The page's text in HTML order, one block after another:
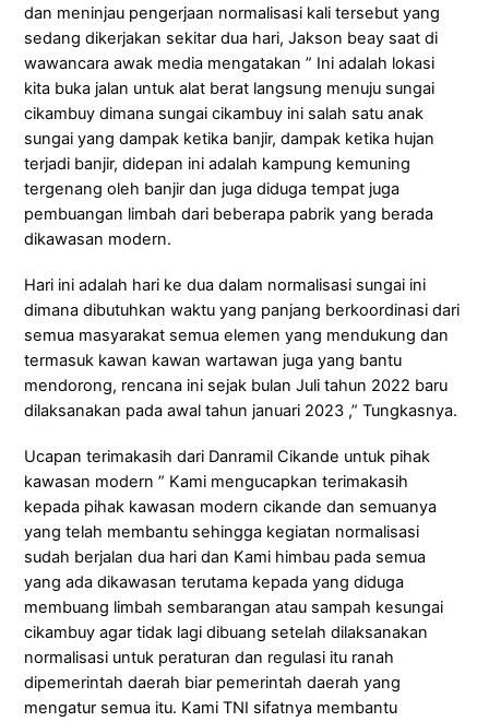
dan meninjau pengerjaan normalisasi kali tersebut yang
sedang dikerjakan sekitar dua hari, Jakson beay saat di
wawancara awak media mengatakan ” Ini adalah lokasi
kita buka jalan untuk alat berat langsung menuju sungai
cikambuy dimana sungai cikambuy ini salah satu anak
sungai yang dampak ketika banjir, dampak ketika hujan
terjadi banjir, didepan ini adalah kampung kemuning
tergenang oleh banjir dan juga diduga tempat juga
pembuangan limbah dari beberapa pabrik yang berada
dikawasan modern.
Hari ini adalah hari ke dua dalam normalisasi sungai ini
dimana dibutuhkan waktu yang panjang berkoordinasi dari
semua masyarakat semua elemen yang mendukung dan
termasuk kawan kawan wartawan juga yang bantu
mendorong, rencana ini sejak bulan Juli tahun 2022 baru
dilaksanakan pada awal tahun januari 2023 ,” Tungkasnya.
Ucapan terimakasih dari Danramil Cikande untuk pihak
kawasan modern ” Kami mengucapkan terimakasih
kepada pihak kawasan modern cikande dan semuanya
yang telah membantu sehingga kegiatan normalisasi
sudah berjalan dua hari dan Kami himbau pada semua
yang ada dikawasan terutama kepada yang diduga
membuang limbah sembarangan atau sampah kesungai
cikambuy agar tidak lagi dibuang setelah dilaksanakan
normalisasi untuk peraturan dan regulasi itu ranah
dipemerintah daerah biar pemerintah daerah yang
mengatur semua itu. Kami TNI sifatnya membantu